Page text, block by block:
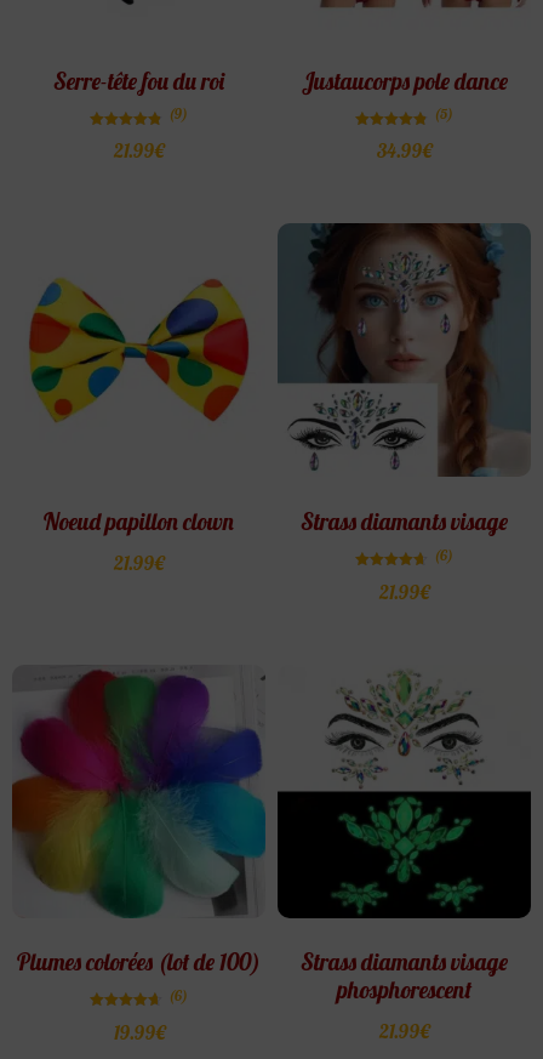
Serre-tête fou du roi
4.78
(9)
21.99€
Justaucorps pole dance
4.80
(5)
34.99€
Noeud papillon clown
21.99€
Strass diamants visage
4.67
(6)
21.99€
Plumes colorées (lot de 100)
4.67
(6)
19.99€
Strass diamants visage
phosphorescent
21.99€